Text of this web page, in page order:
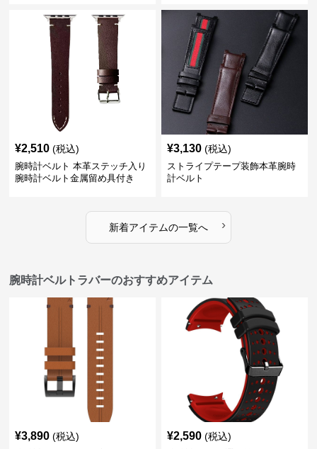
¥2,510 (税込)
腕時計ベルト 本革ステッチ入り
腕時計ベルト金属留め具付き
¥3,130 (税込)
ストライプテープ装飾本革腕時
計ベルト
新着アイテムの一覧へ ›
腕時計ベルトラバーのおすすめアイテム
¥3,890 (税込) ¥2,590 (税込)